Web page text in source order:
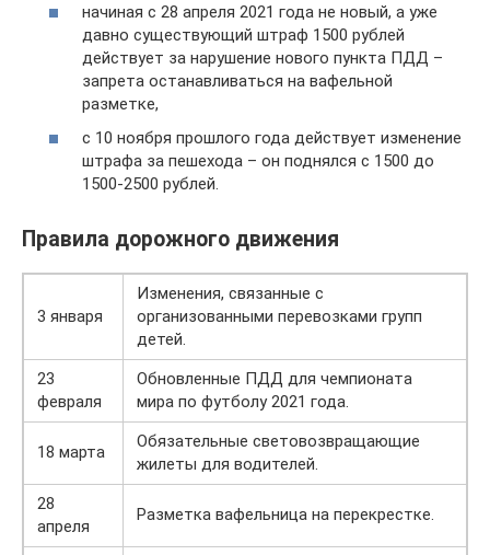
начиная с 28 апреля 2021 года не новый, а уже
давно существующий штраф 1500 рублей
действует за нарушение нового пункта ПДД –
запрета останавливаться на вафельной
разметке,
с 10 ноября прошлого года действует изменение
штрафа за пешехода – он поднялся с 1500 до
1500-2500 рублей.
Правила дорожного движения
3 января
Изменения, связанные с
организованными перевозками групп
детей.
23
февраля
Обновленные ПДД для чемпионата
мира по футболу 2021 года.
18 марта
Обязательные световозвращающие
жилеты для водителей.
28
апреля
Разметка вафельница на перекрестке.